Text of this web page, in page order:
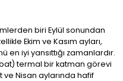
biri Eylül sonundan
Ekim ve Kasım ayları,
iyi yansıttığı zamanlardır.
termal bir katman görevi
Nisan aylarında hafif